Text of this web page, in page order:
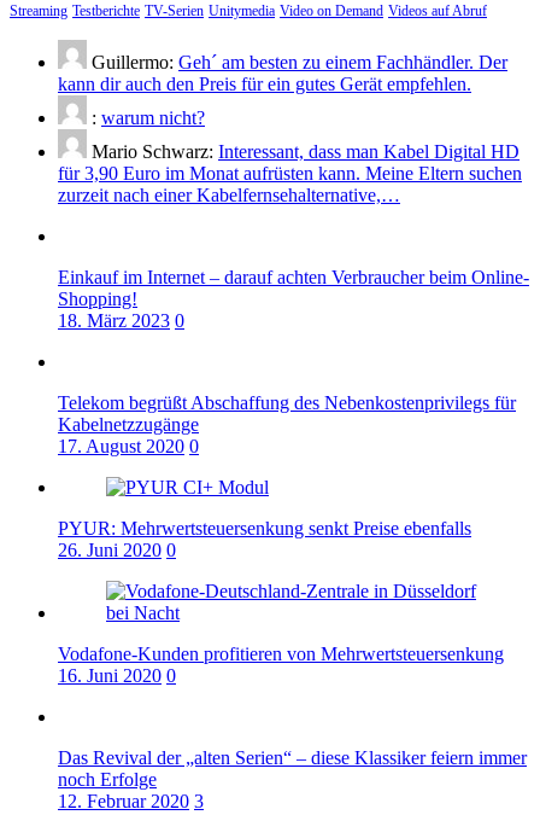
Streaming Testberichte TV-Serien Unitymedia Video on Demand Videos auf Abruf
Guillermo: Geh´ am besten zu einem Fachhändler. Der
kann dir auch den Preis für ein gutes Gerät empfehlen.
: warum nicht?
Mario Schwarz: Interessant, dass man Kabel Digital HD
für 3,90 Euro im Monat aufrüsten kann. Meine Eltern suchen
zurzeit nach einer Kabelfernsehalternative,…
Einkauf im Internet – darauf achten Verbraucher beim Online-
Shopping!
18. März 2023 0
Telekom begrüßt Abschaffung des Nebenkostenprivilegs für
Kabelnetzzugänge
17. August 2020 0
PYUR: Mehrwertsteuersenkung senkt Preise ebenfalls
26. Juni 2020 0
Vodafone-Kunden profitieren von Mehrwertsteuersenkung
16. Juni 2020 0
Das Revival der „alten Serien“ – diese Klassiker feiern immer
noch Erfolge
12. Februar 2020 3